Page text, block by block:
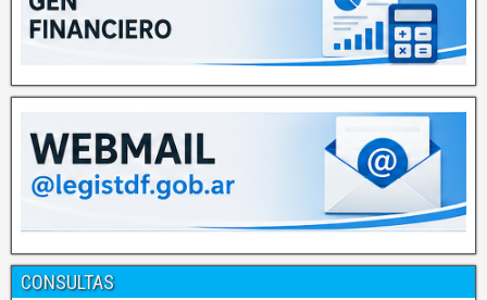
CONSULTAS